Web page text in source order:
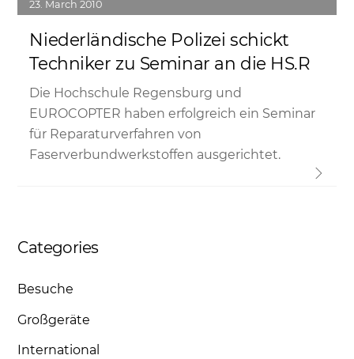
23 March 2010
Niederländische Polizei schickt
Techniker zu Seminar an die HS.R
Die Hochschule Regensburg und
EUROCOPTER haben erfolgreich ein Seminar
für Reparaturverfahren von
Faserverbundwerkstoffen ausgerichtet.
Categories
Besuche
Großgeräte
International